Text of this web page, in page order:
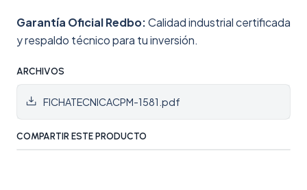
Garantía Oficial Redbo:Calidad industrial certificada
y respaldo técnico para tu inversión.
ARCHIVOS
FICHATECNICACPM-1581.pdf
COMPARTIR ESTE PRODUCTO